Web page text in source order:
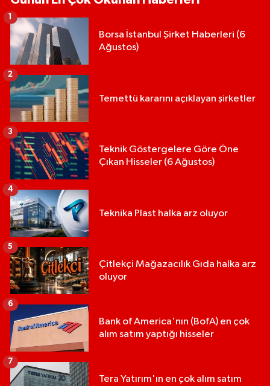
Borsa İstanbul Şirket Haberleri (6
Ağustos)
Temettü kararını açıklayan şirketler
2
Teknik Göstergelere Göre Öne
Çıkan Hisseler (6 Ağustos)
3
Teknika Plast halka arz oluyor
4
Çitlekçi Mağazacılık Gıda halka arz
oluyor
5
Bank of America'nın (BofA) en çok
alım satım yaptığı hisseler
6
Tera Yatırım'ın en çok alım satım
7